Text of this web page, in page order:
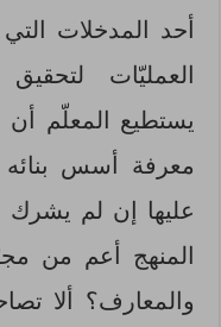
أحد المدخلات
العمليّات
يستطيع المعلّم
معرفة أسس بنائه
عليها إن لم يشرك
المنهج أعم من
والمعارف؟ ألا